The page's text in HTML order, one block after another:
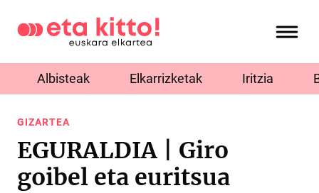
Albisteak Elkarrizketak Iritzia
GIZARTEA
EGURALDIA | Giro
goibel eta euritsua